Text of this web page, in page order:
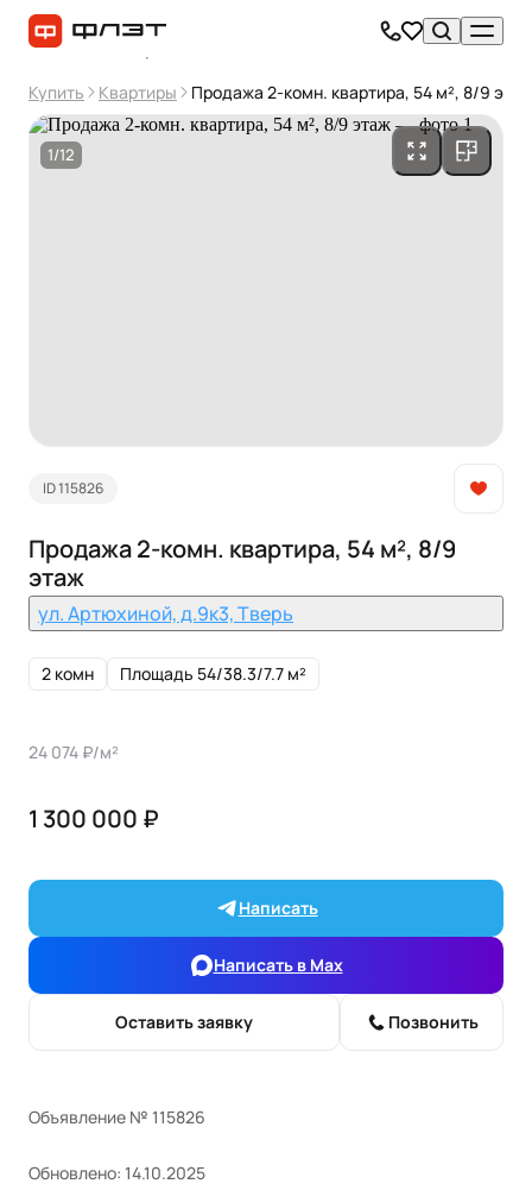
Купить Квартиры Продажа 2-комн. квартира, 54 м², 8/9 этаж
1/12
ID 115826
Продажа 2-комн. квартира, 54 м², 8/9
этаж
ул. Артюхиной, д.9к3, Тверь
2 комн Площадь 54/38.3/7.7 м²
24 074 ₽/м²
1 300 000 ₽
Написать
Написать в Max
Оставить заявку Позвонить
Объявление № 115826
Обновлено: 14.10.2025